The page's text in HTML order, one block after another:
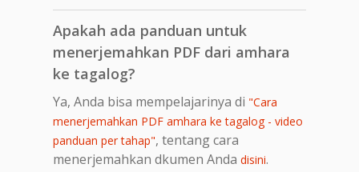
Apakah ada panduan untuk
menerjemahkan PDF dari amhara
ke tagalog?
Ya, Anda bisa mempelajarinya di "Cara
menerjemahkan PDF amhara ke tagalog - video
panduan per tahap", tentang cara
menerjemahkan dkumen Anda disini.